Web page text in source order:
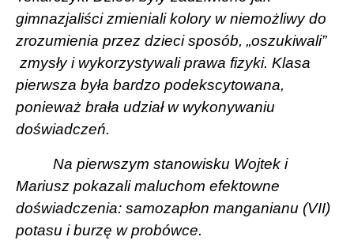
gimnazjaliści zmieniali kolory w niemożliwy do
zrozumienia przez dzieci sposób, „oszukiwali”
zmysły i wykorzystywali prawa fizyki. Klasa
pierwsza była bardzo podekscytowana,
ponieważ brała udział w wykonywaniu
doświadczeń.
Na pierwszym stanowisku Wojtek i
Mariusz pokazali maluchom efektowne
doświadczenia: samozapłon manganianu (VII)
potasu i burzę w probówce.